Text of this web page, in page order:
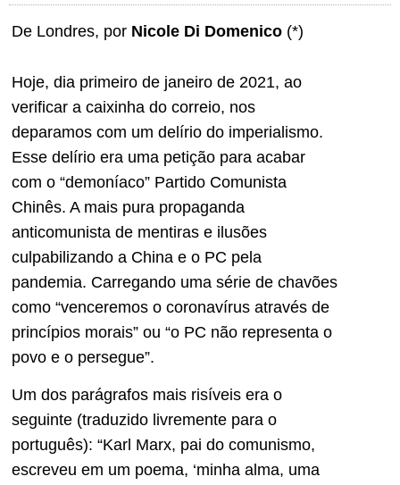
De Londres, por Nicole Di Domenico (*)
Hoje, dia primeiro de janeiro de 2021, ao
verificar a caixinha do correio, nos
deparamos com um delírio do imperialismo.
Esse delírio era uma petição para acabar
com o “demoníaco” Partido Comunista
Chinês. A mais pura propaganda
anticomunista de mentiras e ilusões
culpabilizando a China e o PC pela
pandemia. Carregando uma série de chavões
como “venceremos o coronavírus através de
princípios morais” ou “o PC não representa o
povo e o persegue”.
Um dos parágrafos mais risíveis era o
seguinte (traduzido livremente para o
português): “Karl Marx, pai do comunismo,
escreveu em um poema, ‘minha alma, uma